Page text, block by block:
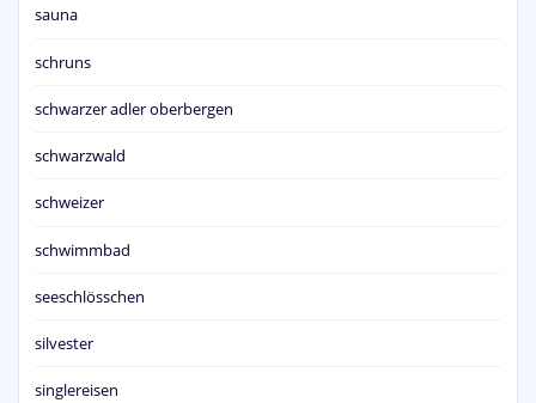
sauna
schruns
schwarzer adler oberbergen
schwarzwald
schweizer
schwimmbad
seeschlösschen
silvester
singlereisen